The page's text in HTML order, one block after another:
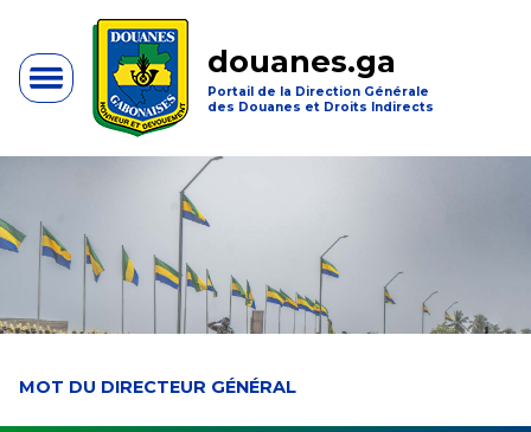
douanes.ga
Portail de la Direction Générale
des Douanes et Droits Indirects
MOT DU DIRECTEUR GÉNÉRAL